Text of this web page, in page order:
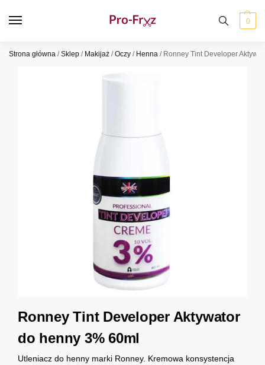
0
Strona główna /Sklep / Makijaż /Oczy / Henna / Ronney Tint Developer
Ronney Tint Developer Aktywator
do henny 3% 60ml
Utleniacz do henny marki Ronney. Kremowa konsystencja